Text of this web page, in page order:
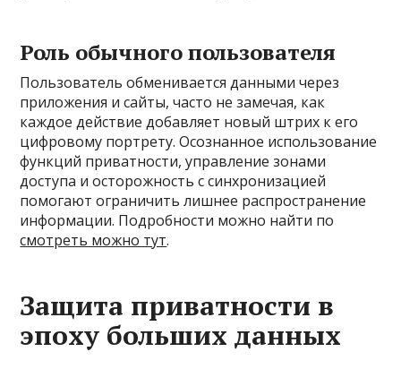
Роль обычного пользователя
Пользователь обменивается данными через
приложения и сайты, часто не замечая, как
каждое действие добавляет новый штрих к его
цифровому портрету. Осознанное использование
функций приватности, управление зонами
доступа и осторожность с синхронизацией
помогают ограничить лишнее распространение
информации. Подробности можно найти по
смотреть можно тут.
Защита приватности в
эпоху больших данных